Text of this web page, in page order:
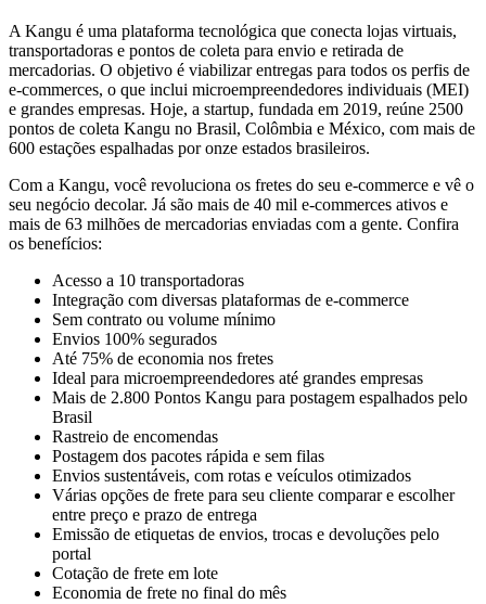
A Kangu é uma plataforma tecnológica que conecta lojas virtuais,
transportadoras e pontos de coleta para envio e retirada de
mercadorias. O objetivo é viabilizar entregas para todos os perfis de
e-commerces, o que inclui microempreendedores individuais (MEI)
e grandes empresas. Hoje, a startup, fundada em 2019, reúne 2500
pontos de coleta Kangu no Brasil, Colômbia e México, com mais de
600 estações espalhadas por onze estados brasileiros.
Com a Kangu, você revoluciona os fretes do seu e-commerce e vê o
seu negócio decolar. Já são mais de 40 mil e-commerces ativos e
mais de 63 milhões de mercadorias enviadas com a gente. Confira
os benefícios:
Acesso a 10 transportadoras
Integração com diversas plataformas de e-commerce
Sem contrato ou volume mínimo
Envios 100% segurados
Até 75% de economia nos fretes
Ideal para microempreendedores até grandes empresas
Mais de 2.800 Pontos Kangu para postagem espalhados pelo
Brasil
Rastreio de encomendas
Postagem dos pacotes rápida e sem filas
Envios sustentáveis, com rotas e veículos otimizados
Várias opções de frete para seu cliente comparar e escolher
entre preço e prazo de entrega
Emissão de etiquetas de envios, trocas e devoluções pelo
portal
Cotação de frete em lote
Economia de frete no final do mês